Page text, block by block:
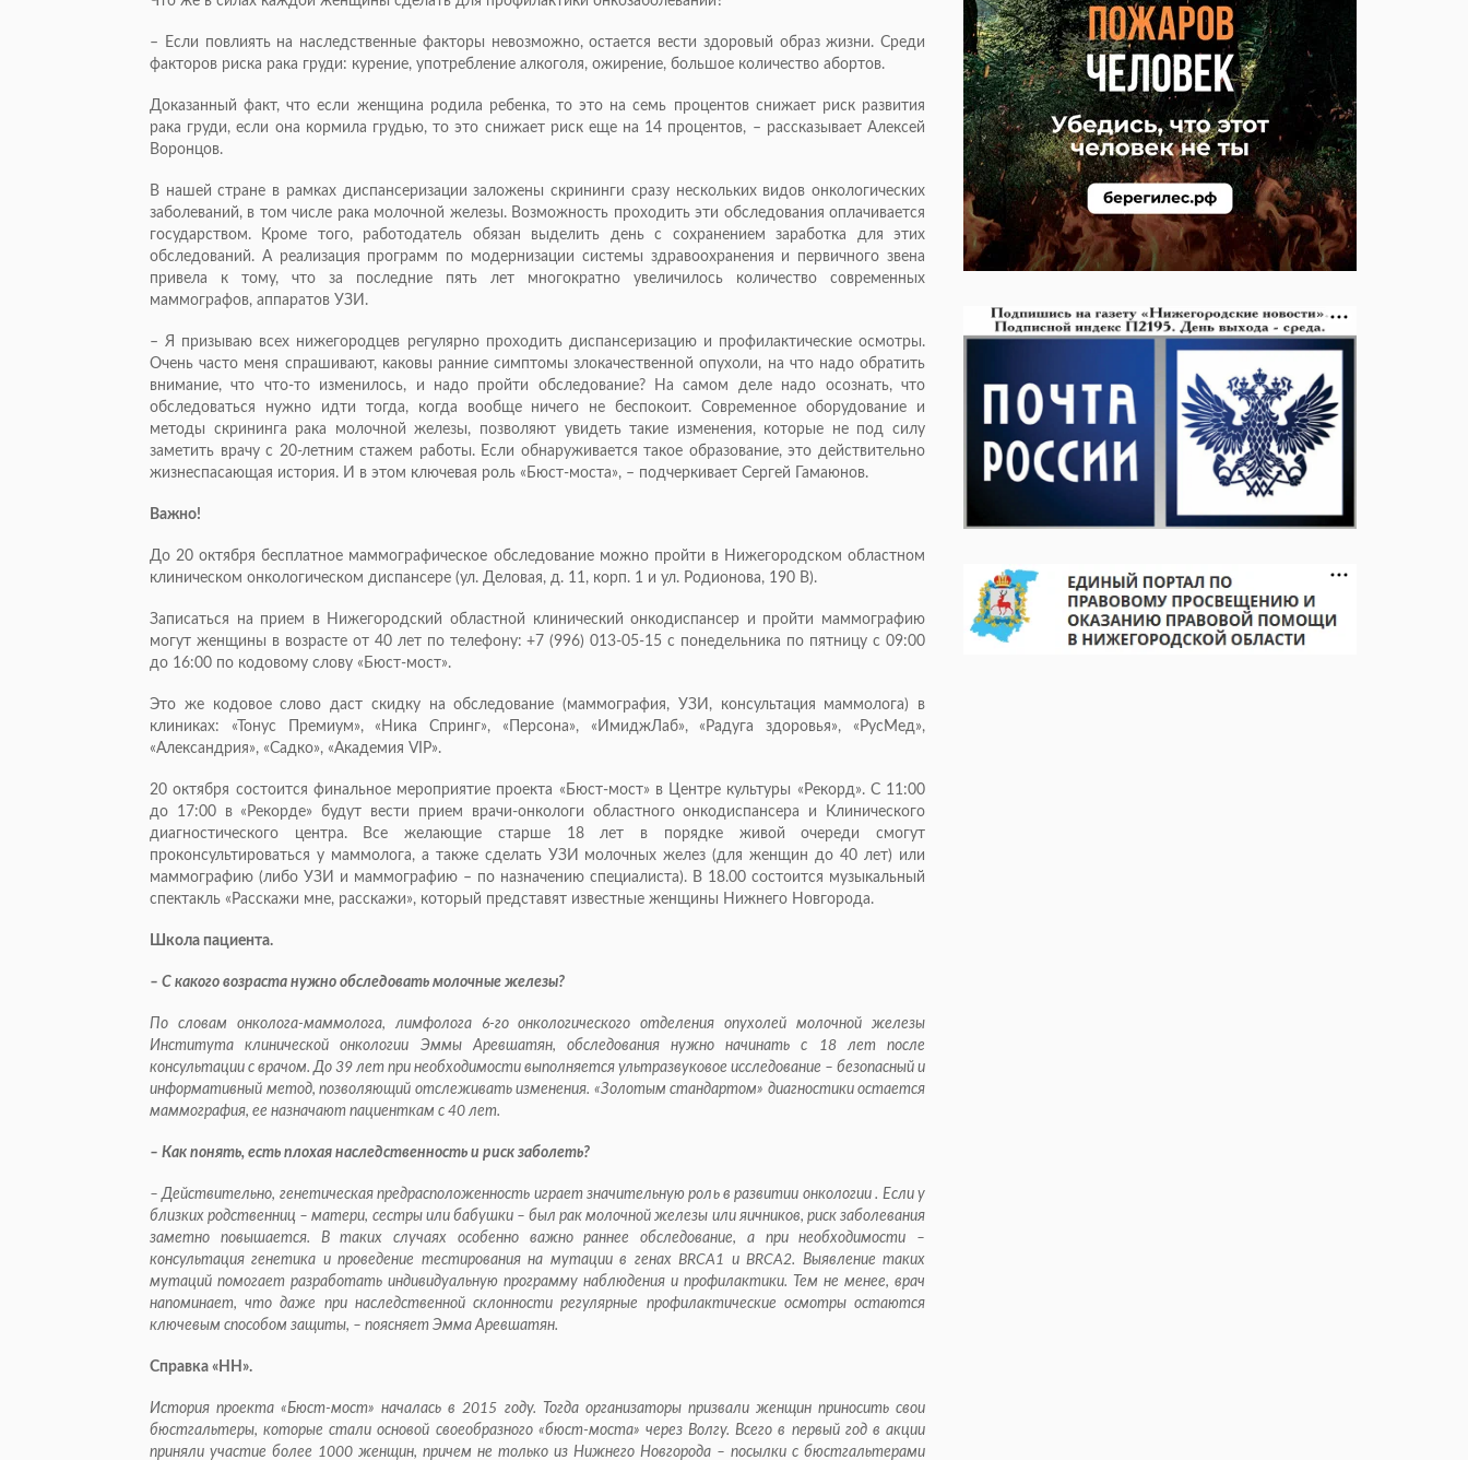
– Если повлиять на наследственные факторы невозможно, остается вести здоровый образ жизни. Среди
факторов риска рака груди: курение, употребление алкоголя, ожирение, большое количество абортов.
Доказанный факт, что если женщина родила ребенка, то это на семь процентов снижает риск развития
рака груди, если она кормила грудью, то это снижает риск еще на 14 процентов, – рассказывает Алексей
Воронцов.
В нашей стране в рамках диспансеризации заложены скрининги сразу нескольких видов онкологических
заболеваний, в том числе рака молочной железы. Возможность проходить эти обследования оплачивается
государством. Кроме того, работодатель обязан выделить день с сохранением заработка для этих
обследований. А реализация программ по модернизации системы здравоохранения и первичного звена
привела к тому, что за последние пять лет многократно увеличилось количество современных
маммографов, аппаратов УЗИ.
– Я призываю всех нижегородцев регулярно проходить диспансеризацию и профилактические осмотры.
Очень часто меня спрашивают, каковы ранние симптомы злокачественной опухоли, на что надо обратить
внимание, что что-то изменилось, и надо пройти обследование? На самом деле надо осознать, что
обследоваться нужно идти тогда, когда вообще ничего не беспокоит. Современное оборудование и
методы скрининга рака молочной железы, позволяют увидеть такие изменения, которые не под силу
заметить врачу с 20-летним стажем работы. Если обнаруживается такое образование, это действительно
жизнеспасающая история. И в этом ключевая роль «Бюст-моста», – подчеркивает Сергей Гамаюнов.
Важно!
До 20 октября бесплатное маммографическое обследование можно пройти в Нижегородском областном
клиническом онкологическом диспансере (ул. Деловая, д. 11, корп. 1 и ул. Родионова, 190 В).
Записаться на прием в Нижегородский областной клинический онкодиспансер и пройти маммографию
могут женщины в возрасте от 40 лет по телефону: +7 (996) 013-05-15 с понедельника по пятницу с 09:00
до 16:00 по кодовому слову «Бюст-мост».
Это же кодовое слово даст скидку на обследование (маммография, УЗИ, консультация маммолога) в
клиниках: «Тонус Премиум», «Ника Спринг», «Персона», «ИмиджЛаб», «Радуга здоровья», «РусМед»,
«Александрия», «Садко», «Академия VIP».
20 октября состоится финальное мероприятие проекта «Бюст-мост» в Центре культуры «Рекорд». С 11:00
до 17:00 в «Рекорде» будут вести прием врачи-онкологи областного онкодиспансера и Клинического
диагностического центра. Все желающие старше 18 лет в порядке живой очереди смогут
проконсультироваться у маммолога, а также сделать УЗИ молочных желез (для женщин до 40 лет) или
маммографию (либо УЗИ и маммографию – по назначению специалиста). В 18.00 состоится музыкальный
спектакль «Расскажи мне, расскажи», который представят известные женщины Нижнего Новгорода.
Школа пациента.
– С какого возраста нужно обследовать молочные железы?
По словам онколога-маммолога, лимфолога 6-го онкологического отделения опухолей молочной железы
Института клинической онкологии Эммы Аревшатян, обследования нужно начинать с 18 лет после
консультации с врачом. До 39 лет при необходимости выполняется ультразвуковое исследование – безопасный и
информативный метод, позволяющий отслеживать изменения. «Золотым стандартом» диагностики остается
маммография, ее назначают пациенткам с 40 лет.
– Как понять, есть плохая наследственность и риск заболеть?
– Действительно, генетическая предрасположенность играет значительную роль в развитии онкологии . Если у
близких родственниц – матери, сестры или бабушки – был рак молочной железы или яичников, риск заболевания
заметно повышается. В таких случаях особенно важно раннее обследование, а при необходимости –
консультация генетика и проведение тестирования на мутации в генах BRCA1 и BRCA2. Выявление таких
мутаций помогает разработать индивидуальную программу наблюдения и профилактики. Тем не менее, врач
напоминает, что даже при наследственной склонности регулярные профилактические осмотры остаются
ключевым способом защиты, – поясняет Эмма Аревшатян.
Справка «НН».
История проекта «Бюст-мост» началась в 2015 году. Тогда организаторы призвали женщин приносить свои
бюстгальтеры, которые стали основой своеобразного «бюст-моста» через Волгу. Всего в первый год в акции
приняли участие более 1000 женщин, причем не только из Нижнего Новгорода – посылки с бюстгальтерами